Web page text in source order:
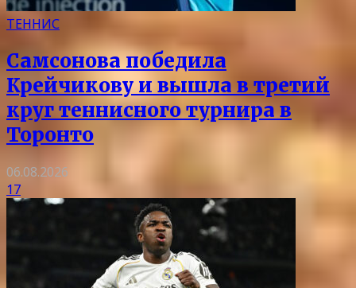
ТЕННИС
Самсонова победила
Крейчикову и вышла в третий
круг теннисного турнира в
Торонто
06.08.2026
17